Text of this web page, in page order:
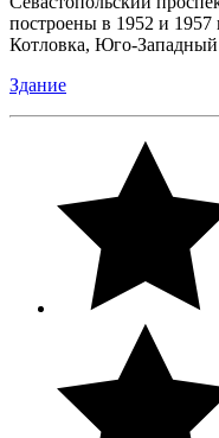
построены в 1952 и 1957
Котловка, Юго-
Здание